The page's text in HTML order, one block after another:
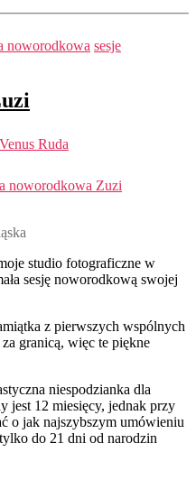
noworodkowa sesje
Ruda
noworodkowa Zuzi
studio fotograficzne w
sesję noworodkową swojej
z pierwszych wspólnych
granicą, więc te piękne
niespodzianka dla
jest 12 miesięcy, jednak przy
o jak najszybszym umówieniu
do 21 dni od narodzin